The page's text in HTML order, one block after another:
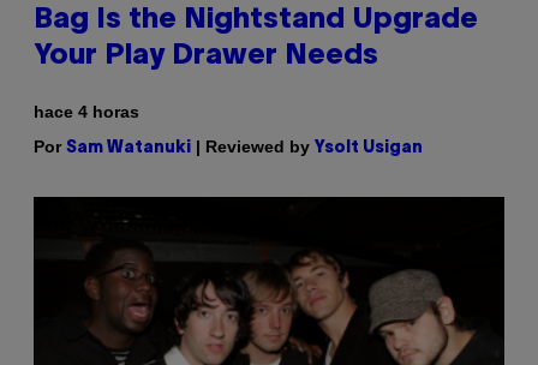
Bag Is the Nightstand Upgrade
Your Play Drawer Needs
hace 4 horas
Por Sam Watanuki | Reviewed by Ysolt Usigan